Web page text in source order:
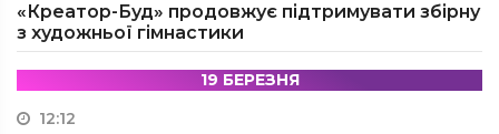
«Креатор-Буд» продовжує підтримувати збірну
з художньої гімнастики
19 БЕРЕЗНЯ
12:12